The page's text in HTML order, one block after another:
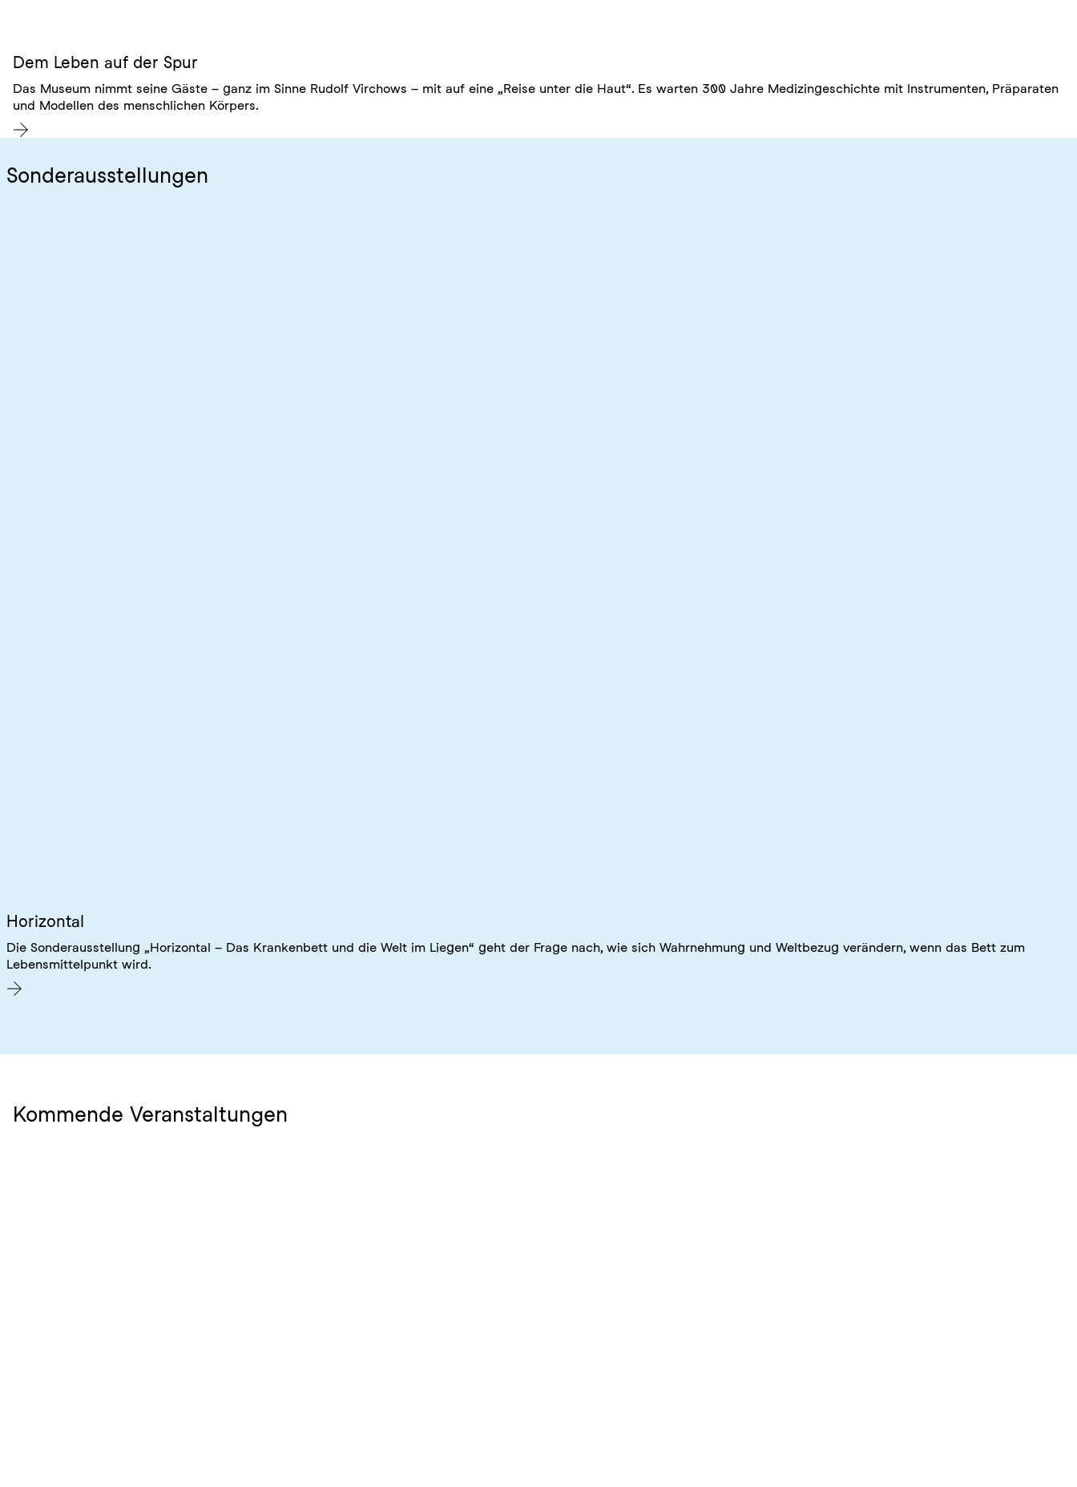
Dem Leben auf der Spur
Das Museum nimmt seine Gäste – ganz im Sinne Rudolf Virchows – mit auf eine „Reise unter die Haut“. Es warten 300 Jahre Medizingeschichte mit Instrumenten, Präparaten
und Modellen des menschlichen Körpers.
Sonderausstellungen
Horizontal
Die Sonderausstellung „Horizontal – Das Krankenbett und die Welt im Liegen“ geht der Frage nach, wie sich Wahrnehmung und Weltbezug verändern, wenn das Bett zum
Lebensmittelpunkt wird.
Kommende Veranstaltungen